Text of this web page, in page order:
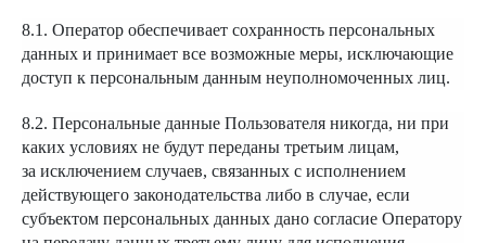
8.1. Оператор обеспечивает сохранность персональных
данных и принимает все возможные меры, исключающие
доступ к персональным данным неуполномоченных лиц.
8.2. Персональные данные Пользователя никогда, ни при
каких условиях не будут переданы третьим лицам,
за исключением случаев, связанных с исполнением
действующего законодательства либо в случае, если
субъектом персональных данных дано согласие Оператору